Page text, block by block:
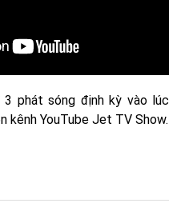
phát sóng định kỳ vào lúc
kênh YouTube Jet TV Show.